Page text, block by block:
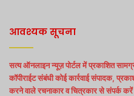
आवश्यक सूचना
सत्य ऑनलाइन न्यूज़ पोर्टल में प्रकाशित
कॉपीराईट संबंधी कोई कार्रवाई संपादक,
करने वाले रचनाकार व चित्रकार से संपर्क